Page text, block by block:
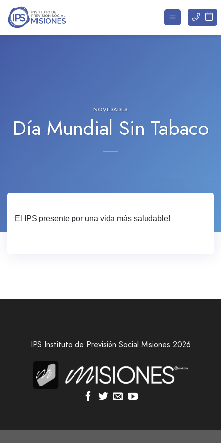
Saltar
contenido
NOVEDADES
Día Mundial Sin Tabaco
El IPS presente por una vida más saludable!
IPS Instituto de Previsión Social Misiones 2026